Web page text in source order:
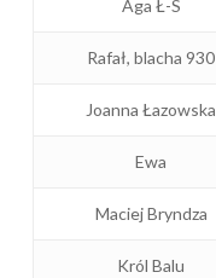
Aga Ł-S
Rafał, blacha 930
Joanna Łazowska
Ewa
Maciej Bryndza
Król Balu